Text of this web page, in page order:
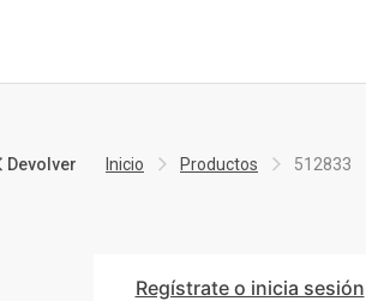
Devolver Inicio Productos 512833
Regístrate o inicia sesión